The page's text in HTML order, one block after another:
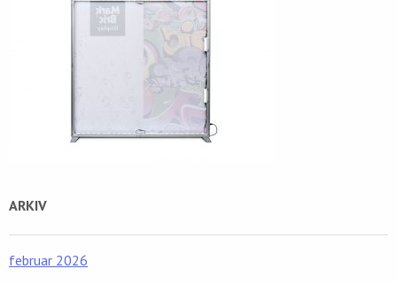
ARKIV
februar 2026